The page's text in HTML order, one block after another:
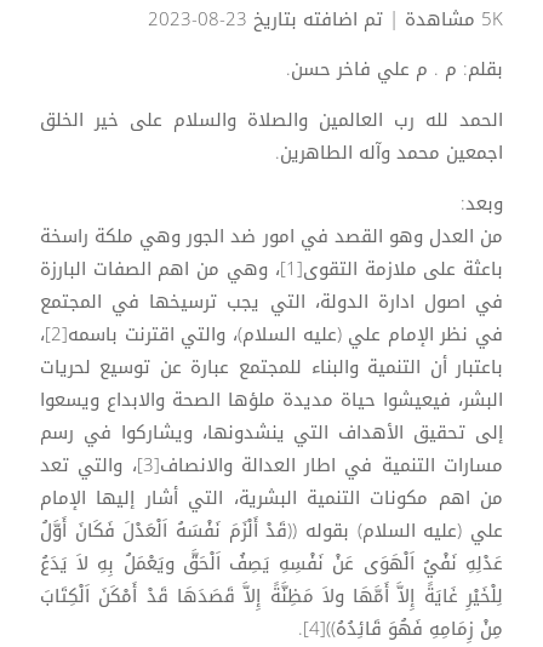
5K مشاهدة
| تم اضافته بتاريخ 23-08-2023
بقلم: م . م علي فاخر حسن.
الحمد لله رب العالمين والصلاة والسلام على خير الخلق
اجمعين محمد وآله الطاهرين.
وبعد:
من العدل وهو القصد في امور ضد الجور وهي ملكة راسخة
باعثة على ملازمة التقوى[1]، وهي من اهم الصفات البارزة
في اصول ادارة الدولة، التي يجب ترسيخها في المجتمع
في نظر الإمام علي (عليه السلام)، والتي اقترنت باسمه[2]،
باعتبار أن التنمية والبناء للمجتمع عبارة عن توسيع لحريات
البشر، فيعيشوا حياة مديدة ملؤها الصحة والابداع ويسعوا
إلى تحقيق الأهداف التي ينشدونها، ويشاركوا في رسم
مسارات التنمية في اطار العدالة والانصاف[3]، والتي تعد
من اهم مكونات التنمية البشرية، التي أشار إليها الإمام
علي (عليه السلام) بقوله ((قَدْ أَلْزَمَ نَفْسَهُ اَلْعَدْلَ فَكَانَ أَوَّلُ
عَدْلِهِ نَفْيُ اَلْهَوَى عَنْ نَفْسِهِ يَصِفُ اَلْحَقَّ ويَعْمَلُ بِهِ لاَ يَدَعُ
لِلْخَيْرِ غَايَةً إِلاَّ أَمَّهَا ولاَ مَظِنَّةً إِلاَّ قَصَدَهَا قَدْ أَمْكَنَ اَلْكِتَابَ
مِنْ زِمَامِهِ فَهُوَ قَائِدُهُ))[4].